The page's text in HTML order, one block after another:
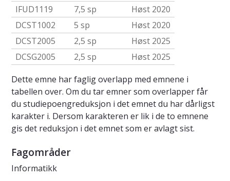
IFUD1119
7,5 sp
Høst 2020
DCST1002
5 sp
Høst 2020
DCST2005
2,5 sp
Høst 2025
DCSG2005
2,5 sp
Høst 2025
Dette emne har faglig overlapp med emnene i
tabellen over. Om du tar emner som overlapper får
du studiepoengreduksjon i det emnet du har dårligst
karakter i. Dersom karakteren er lik i de to emnene
gis det reduksjon i det emnet som er avlagt sist.
Fagområder
Informatikk